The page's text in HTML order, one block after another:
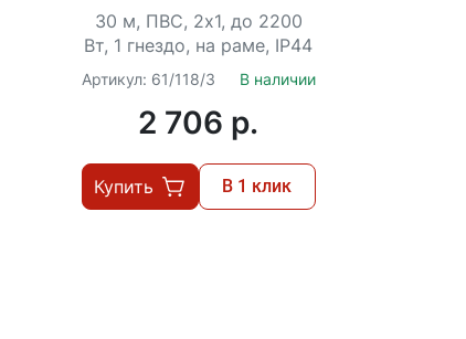
СУ-2х1-30/1 (IP44)
30 м, ПВС, 2х1, до 2200
Вт, 1 гнездо, на раме, IP44
Артикул: 61/118/3 В наличии
2 706 p.
Купить В 1 клик